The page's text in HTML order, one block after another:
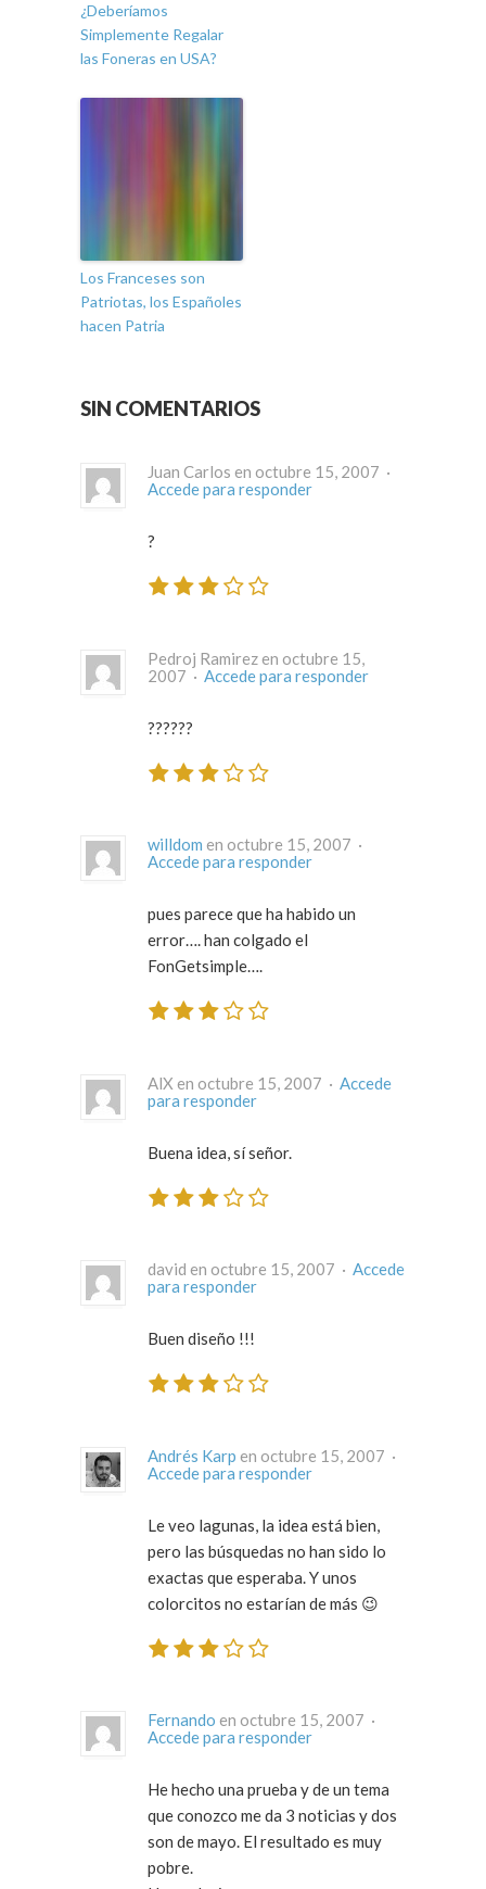
¿Deberíamos
Simplemente Regalar
las Foneras en USA?
Los Franceses son
Patriotas, los Españoles
hacen Patria
SIN COMENTARIOS
Juan Carlos en octubre 15, 2007 ·
Accede para responder
?
Pedroj Ramirez en octubre 15,
2007 · Accede para responder
??????
willdom
en octubre 15, 2007 ·
Accede para responder
pues parece que ha habido un
error…. han colgado el
FonGetsimple….
AlX en octubre 15, 2007 · Accede
para responder
Buena idea, sí señor.
david en octubre 15, 2007 · Accede
para responder
Buen diseño !!!
Andrés Karp
en octubre 15, 2007 ·
Accede para responder
Le veo lagunas, la idea está bien,
pero las búsquedas no han sido lo
exactas que esperaba. Y unos
colorcitos no estarían de más 😉
Fernando
en octubre 15, 2007 ·
Accede para responder
He hecho una prueba y de un tema
que conozco me da 3 noticias y dos
son de mayo. El resultado es muy
pobre.